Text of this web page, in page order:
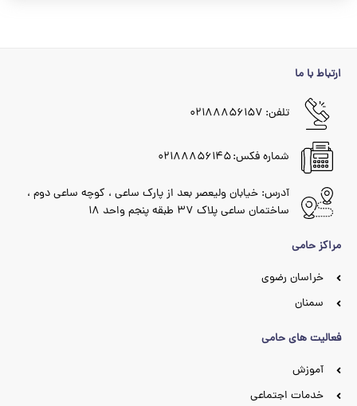
ارتباط با ما
تلفن: ۰۲۱۸۸۸۵۶۱۵۷
شماره فکس: ۰۲۱۸۸۸۵۶۱۴۵
آدرس: خیابان ولیعصر بعد از پارک ساعی ، کوچه ساعی دوم ،
ساختمان ساعی پلاک ۳۷ طبقه پنجم واحد ۱۸
مراکز حامی
خراسان رضوی
سمنان
فعالیت های حامی
آموزش
خدمات اجتماعی